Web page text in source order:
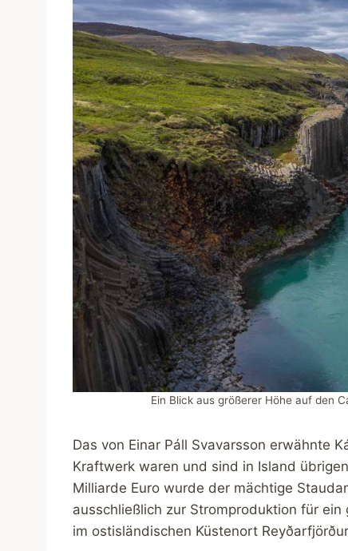
Ein Blick aus größerer Höhe auf den
Das von Einar Páll Svavarsson erwähnte
Kraftwerk waren und sind in Island
Milliarde Euro wurde der mächtige
ausschließlich zur Stromproduktion für
im ostisländischen Küstenort